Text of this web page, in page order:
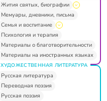
Жития святых, биографии
Мемуары, дневники, письма
Семья и воспитание
Психология и терапия
Материалы о благотворительности
Материалы на иностранных языках
ХУДОЖЕСТВЕННАЯ ЛИТЕРАТУРА
Русская литература
Переводная поэзия
Русская поэзия